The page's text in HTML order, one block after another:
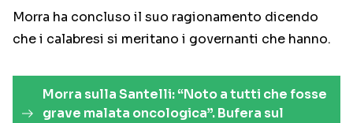
Morra ha concluso il suo ragionamento dicendo
che i calabresi si meritano i governanti che hanno.
Morra sulla Santelli: “Noto a tutti che fosse
grave malata oncologica”. Bufera sul